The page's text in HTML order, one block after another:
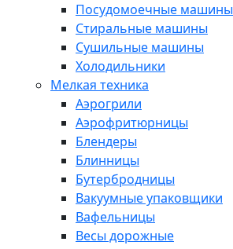
Посудомоечные машины
Стиральные машины
Сушильные машины
Холодильники
Мелкая техника
Аэрогрили
Аэрофритюрницы
Блендеры
Блинницы
Бутербродницы
Вакуумные упаковщики
Вафельницы
Весы дорожные